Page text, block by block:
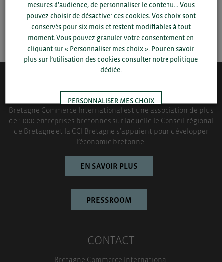
SAUVEGARDER
QUI-SOMMES NOUS ?
Bretagne Commerce International est une association de plus
de 1000 entreprises bretonnes sur laquelle le Conseil régional
de Bretagne et la CCI Bretagne s’appuient pour développer
l’économie bretonne.
EN SAVOIR PLUS
PRESSROOM
CONTACT
Bretagne Commerce International
mesures d’audience, de personnaliser le contenu... Vous
pouvez choisir de désactiver ces cookies. Vos choix sont
conservés pour six mois et restent modifiables à tout
moment. Vous pouvez granuler votre consentement en
cliquant sur « Personnaliser mes choix ». Pour en savoir
plus sur l’utilisation des cookies consulter notre politique
dédiée.
PERSONNALISER MES CHOIX
TOUT ACCEPTER